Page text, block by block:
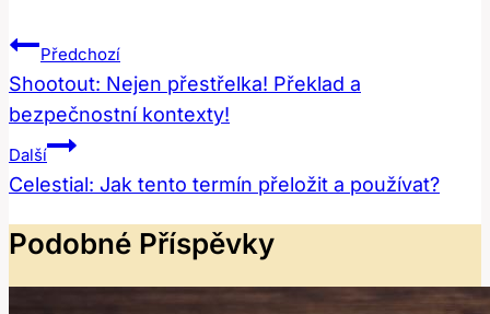
Navigace
Pro
Příspěvek
Předchozí
Shootout: Nejen přestřelka! Překlad a
bezpečnostní kontexty!
Další
Celestial: Jak tento termín přeložit a používat?
Podobné Příspěvky